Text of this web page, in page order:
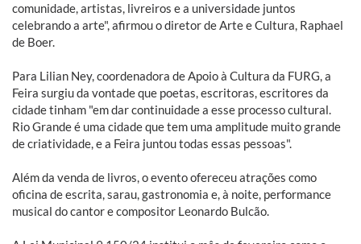
comunidade, artistas, livreiros e a universidade juntos
celebrando a arte", afirmou o diretor de Arte e Cultura, Raphael
de Boer.
Para Lilian Ney, coordenadora de Apoio à Cultura da FURG, a
Feira surgiu da vontade que poetas, escritoras, escritores da
cidade tinham "em dar continuidade a esse processo cultural.
Rio Grande é uma cidade que tem uma amplitude muito grande
de criatividade, e a Feira juntou todas essas pessoas".
Além da venda de livros, o evento ofereceu atrações como
oficina de escrita, sarau, gastronomia e, à noite, performance
musical do cantor e compositor Leonardo Bulcão.